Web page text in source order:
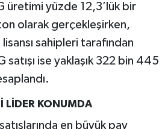
üretimi yüzde 12,3’lük bir
olarak gerçekleşirken,
lisansı sahipleri tarafından
satışı ise yaklaşık 322 bin 445
LİDER KONUMDA
en büyük pay